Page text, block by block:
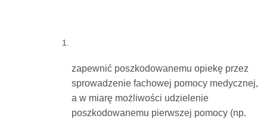
zapewnić poszkodowanemu opiekę przez
sprowadzenie fachowej pomocy medycznej,
a w miarę możliwości udzielenie
poszkodowanemu pierwszej pomocy (np.